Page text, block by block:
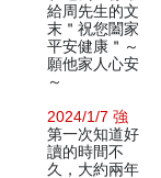
給周先生的文
末＂祝您闔家
平安健康＂～
願他家人心安
～
2024/1/7 強
第一次知道好
讀的時間不
久，大約兩年